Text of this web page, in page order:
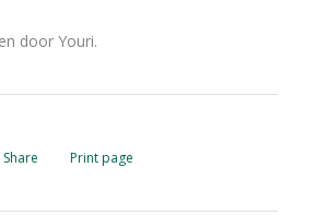
door Youri.
Share Print page